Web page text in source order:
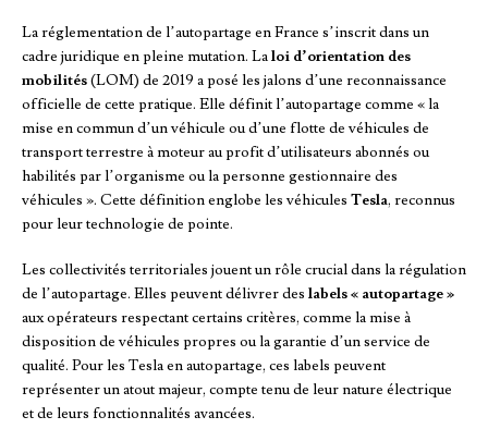
La réglementation de l’autopartage en France s’inscrit dans un
cadre juridique en pleine mutation. Laloi d’orientation des
mobilités(LOM) de 2019 a posé les jalons d’une reconnaissance
officielle de cette pratique. Elle définit l’autopartage comme « la
mise en commun d’un véhicule ou d’une flotte de véhicules de
transport terrestre à moteur au profit d’utilisateurs abonnés ou
habilités par l’organisme ou la personne gestionnaire des
véhicules ». Cette définition englobe les véhicules Tesla, reconnus
pour leur technologie de pointe.
Les collectivités territoriales jouent un rôle crucial dans la régulation
de l’autopartage. Elles peuvent délivrer des labels « autopartage »
aux opérateurs respectant certains critères, comme la mise à
disposition de véhicules propres ou la garantie d’un service de
qualité. Pour les Tesla en autopartage, ces labels peuvent
représenter un atout majeur, compte tenu de leur nature électrique
et de leurs fonctionnalités avancées.